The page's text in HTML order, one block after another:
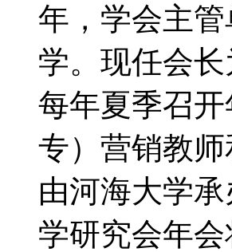
年，学会主
学。现任会
每年夏季召
专）营销教
由河海大学
学研究会年会